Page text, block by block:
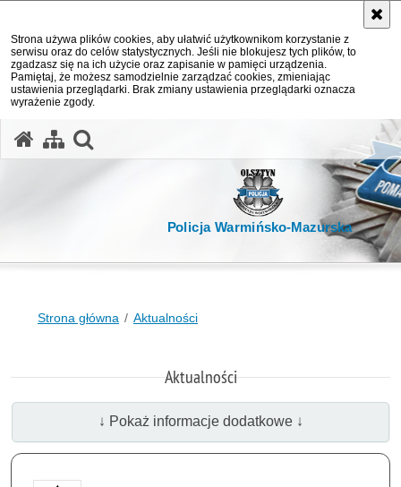
Strona używa plików cookies, aby ułatwić użytkownikom korzystanie z
serwisu oraz do celów statystycznych. Jeśli nie blokujesz tych plików, to
zgadzasz się na ich użycie oraz zapisanie w pamięci urządzenia.
Pamiętaj, że możesz samodzielnie zarządzać cookies, zmieniając
ustawienia przeglądarki. Brak zmiany ustawienia przeglądarki oznacza
wyrażenie zgody.
Policja Warmińsko-Mazurska
Strona główna Aktualności
Aktualności
↓ Pokaż informacje dodatkowe ↓